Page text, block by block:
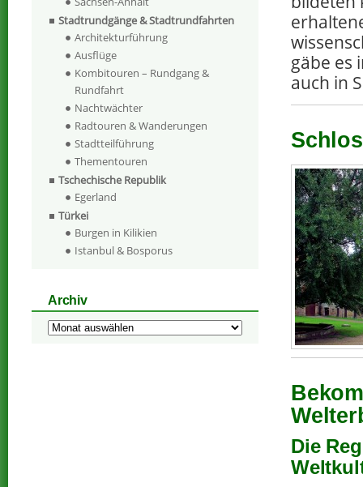
gäbe es
auch in
Die
Stadtrundgänge & Stadtrundfahrten
Architekturführung
Ausflüge
Kombitouren – Rundgang &
Rundfahrt
Nachtwächter
Radtouren & Wanderungen
Stadtteilführung
Thementouren
Tschechische Republik
Egerland
Türkei
Burgen in Kilikien
Istanbul & Bosporus
Archiv
Archiv